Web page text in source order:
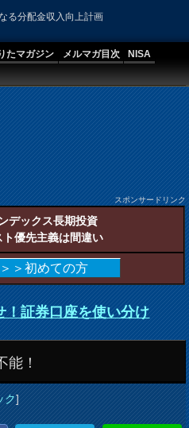
る分配金収入向上計画
たマガジン メルマガ目次
NISA
スポンサードリンク
デックス長期投資
ト優先主義は間違い
＞＞初めての方
！証券口座を使い分け
能！
ク]